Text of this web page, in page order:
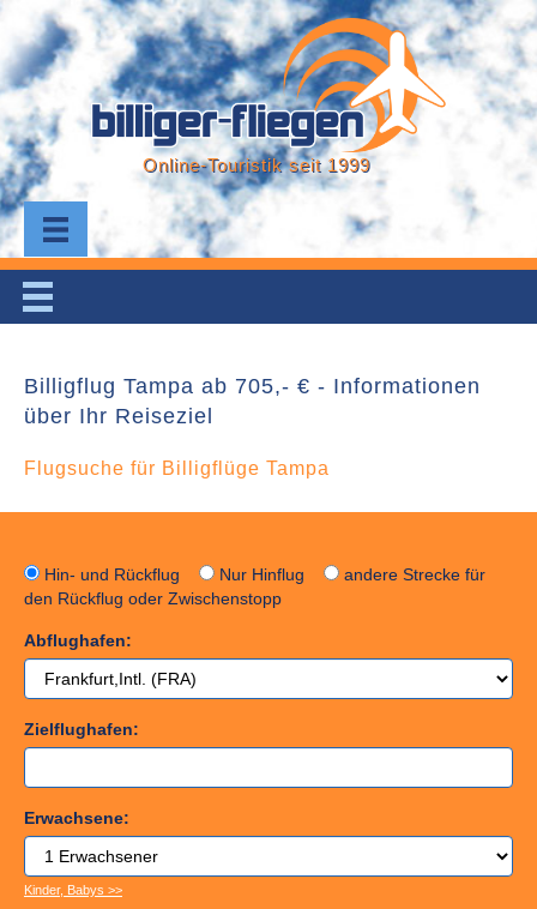
Online-Touristik seit 1999
Billigflug Tampa ab 705,- € - Informationen
über Ihr Reiseziel
Flugsuche für Billigflüge Tampa
Hin- und Rückflug Nur Hinflug
andere Strecke für
den Rückflug oder Zwischenstopp
Abflughafen:
Zielflughafen:
Erwachsene:
Kinder, Babys >>